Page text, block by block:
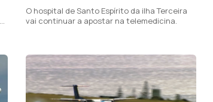
O hospital de Santo Espírito da ilha Terceira
vai continuar a apostar na telemedicina.